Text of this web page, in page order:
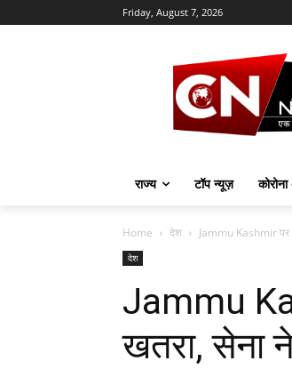
Friday, August 7, 2026
राज्य टॉप न्यूज़
Home देश Jammu Kashmir पर
देश
Jammu
खतरा, सेना